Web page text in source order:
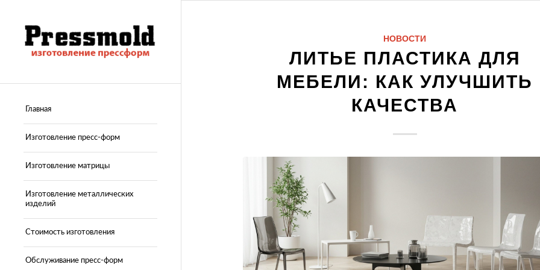
Главная
Изготовление пресс-форм
Изготовление матрицы
Изготовление металлических
изделий
Стоимость изготовления
Обслуживание пресс-форм
НОВОСТИ
ЛИТЬЕ ПЛАСТИКА ДЛЯ
МЕБЕЛИ: КАК УЛУЧШИТЬ
КАЧЕСТВА